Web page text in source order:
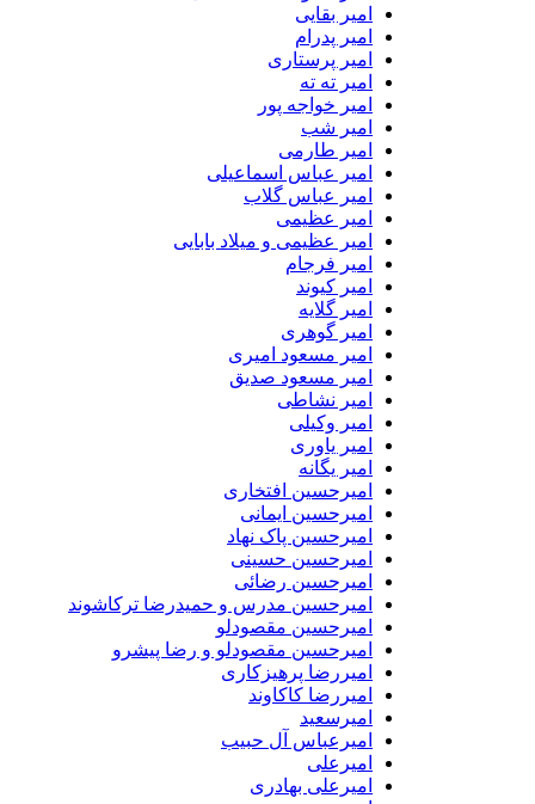
امیر بقایی
امیر پدرام
امیر پرستاری
امیر ته ته
امیر خواجه پور
امیر شب
امیر طارمی
امیر عباس اسماعیلی
امیر عباس گلاب
امیر عظیمی
امیر عظیمی و میلاد بابایی
امیر فرجام
امیر کیوند
امیر گلایه
امیر گوهری
امیر مسعود امیری
امیر مسعود صدیق
امیر نشاطی
امیر وکیلی
امیر یاوری
امیر یگانه
امیرحسین افتخاری
امیرحسین ایمانی
امیرحسین پاک نهاد
امیرحسین حسینی
امیرحسین رضائی
امیرحسین مدرس و حمیدرضا ترکاشوند
امیرحسین مقصودلو
امیرحسین مقصودلو و رضا پیشرو
امیررضا پرهیزکاری
امیررضا کاکاوند
امیرسعید
امیرعباس آل حبیب
امیرعلی
امیرعلی بهادری